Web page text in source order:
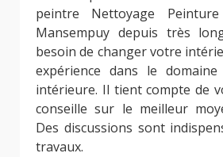
peintre Nettoyage
Mansempuy depuis très
besoin de changer votre
expérience dans le
intérieure. Il tient compte de
conseille sur le meilleur
Des discussions sont
travaux.